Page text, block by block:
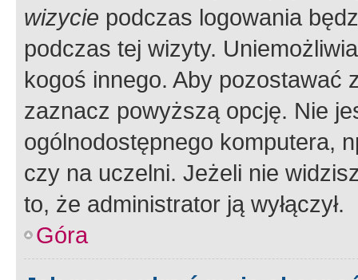
wizycie podczas logowania
podczas tej wizyty.
kogoś innego. Aby pozostawać
zaznacz powyższą opcję. Nie
ogólnodostępnego komputera,
czy na uczelni. Jeżeli nie
to, że administrator ją wyłączył.
Góra